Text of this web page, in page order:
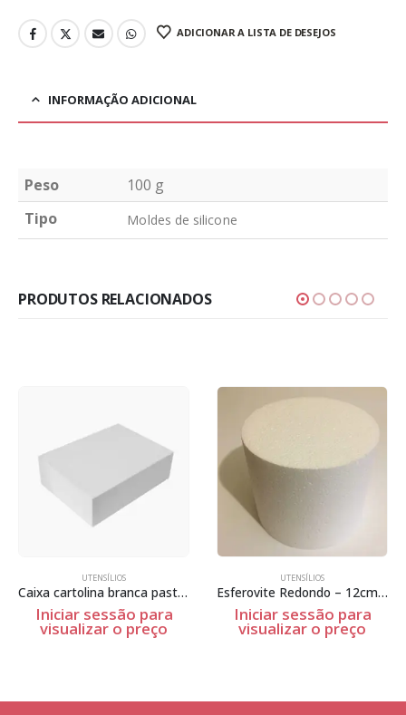
ADICIONAR A LISTA DE DESEJOS
INFORMAÇÃO ADICIONAL
Peso
100 g
Tipo
Moldes de silicone
PRODUTOS RELACIONADOS
Caixa cartolina branca pasteis
UTENSÍLIOS
Esferovite Redondo – 12cm Espessura
Iniciar sessão para
visualizar o preço
UTENSÍLIOS
Stxx-023
Iniciar sessão para
visualizar o preço